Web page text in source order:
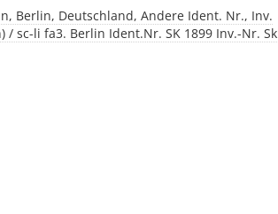
Berlin, Deutschland, Andere Ident. Nr., Inv.
/ sc-li fa3. Berlin Ident.Nr. SK 1899 Inv.-Nr. Sk